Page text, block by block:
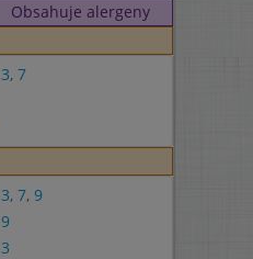
Obsahuje alergeny
3, 7
3, 7, 9
9
3